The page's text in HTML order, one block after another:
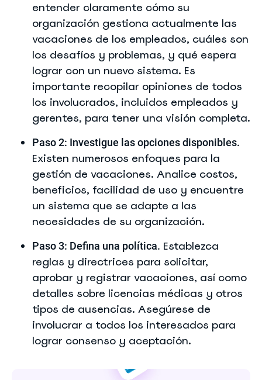
entender claramente cómo su
organización gestiona actualmente las
vacaciones de los empleados, cuáles son
los desafíos y problemas, y qué espera
lograr con un nuevo sistema. Es
importante recopilar opiniones de todos
los involucrados, incluidos empleados y
gerentes, para tener una visión completa.
Paso 2: Investigue las opciones disponibles.
Existen numerosos enfoques para la
gestión de vacaciones. Analice costos,
beneficios, facilidad de uso y encuentre
un sistema que se adapte a las
necesidades de su organización.
Paso 3: Defina una política. Establezca
reglas y directrices para solicitar,
aprobar y registrar vacaciones, así como
detalles sobre licencias médicas y otros
tipos de ausencias. Asegúrese de
involucrar a todos los interesados para
lograr consenso y aceptación.